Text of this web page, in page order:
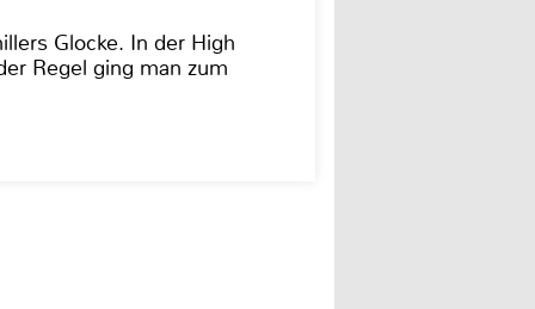
Glocke. In der High
Regel ging man zum